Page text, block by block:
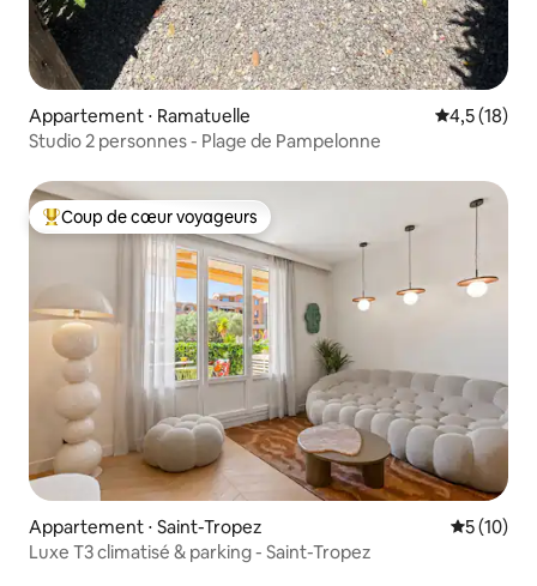
Appartement ⋅ Ramatuelle Évaluation
4,5 (18)
Studio 2 personnes - Plage de Pampelonne
Coups de cœur voyageurs les plus appréciés
Coup de cœur voyageurs
Appartement ⋅ Saint-Tropez
5 (10)
Luxe T3 climatisé & parking - Saint-Tropez